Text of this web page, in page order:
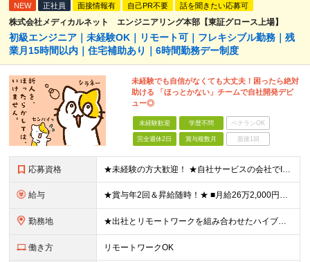
NEW 正社員 面接情報有 自己PR不要 話を聞きたい応募可
株式会社メディカルネット エンジニアリング本部【東証グロース上場】
初級エンジニア｜未経験OK｜リモート可｜フレキシブル勤務｜残
業月15時間以内｜住宅補助あり｜6時間勤務デー制度
未経験でも自信がなくても大丈夫！困ったら絶対
助ける 「ほっとかない」チームで自社開発デビ
ュー◎
未経験歓迎 学歴不問 ベテランOK
完全週休2日 賞与複数月 面接1回
応募資格 ★未経験の方大歓迎！ ★自社サービスの会社でIT業界デビューを目指しましょう◎ ■学歴不問 ＼以下のような方大歓迎／ ◎ITの仕事に興味がある ◎エンジニアとしてキャリアを築きたい ◎社会貢献性の高
給与 ★賞与年2回＆昇給随時！★ ■月給26万2,000円～33万円＋賞与年2回＋交通費 ※前職の給与やスキルを考慮し決定します ※固定残業代（月45時間分／6万9,000円～8万7,000円）を含みます
勤務地 ★出社とリモートワークを組み合わせたハイブリッド勤務！ ★幡ヶ谷駅から徒歩1分！ 【本社】 東京都渋谷区幡ヶ谷1-34-14 宝ビル3F ※(変更の範囲)上記を除く当社関連勤務地
働き方 リモートワークOK